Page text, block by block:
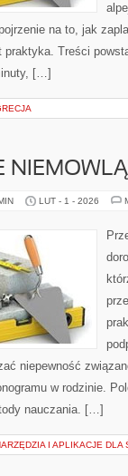
na to, jak
praktyka. Treści
[…]
LUT - 1 - 2026
niepewność
w rodzinie.
nauczania. […]
I APLIKACJE DLA